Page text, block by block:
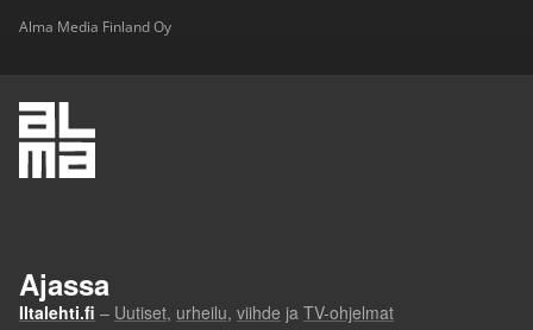
Alma Media Finland Oy